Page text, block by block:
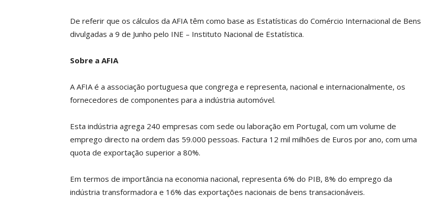
De referir que os cálculos da AFIA têm como base as Estatísticas do Comércio Internacional de Bens
divulgadas a 9 de Junho pelo INE – Instituto Nacional de Estatística.
Sobre a AFIA
A AFIA é a associação portuguesa que congrega e representa, nacional e internacionalmente, os
fornecedores de componentes para a indústria automóvel.
Esta indústria agrega 240 empresas com sede ou laboração em Portugal, com um volume de
emprego directo na ordem das 59.000 pessoas. Factura 12 mil milhões de Euros por ano, com uma
quota de exportação superior a 80%.
Em termos de importância na economia nacional, representa 6% do PIB, 8% do emprego da
indústria transformadora e 16% das exportações nacionais de bens transacionáveis.